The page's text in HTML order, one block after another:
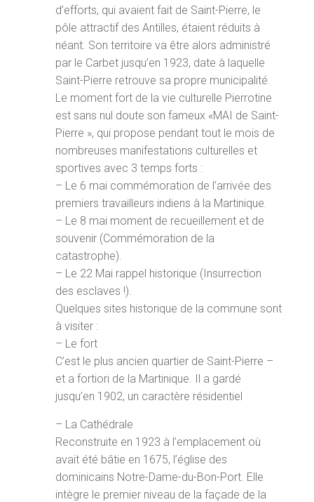
d’efforts, qui avaient fait de Saint-Pierre, le
pôle attractif des Antilles, étaient réduits à
néant. Son territoire va être alors administré
par le Carbet jusqu’en 1923, date à laquelle
Saint-Pierre retrouve sa propre municipalité.
Le moment fort de la vie culturelle Pierrotine
est sans nul doute son fameux «MAI de Saint-
Pierre », qui propose pendant tout le mois de
nombreuses manifestations culturelles et
sportives avec 3 temps forts :
– Le 6 mai commémoration de l’arrivée des
premiers travailleurs indiens à la Martinique.
– Le 8 mai moment de recueillement et de
souvenir (Commémoration de la
catastrophe).
– Le 22 Mai rappel historique (Insurrection
des esclaves !).
Quelques sites historique de la commune sont
à visiter :
– Le fort
C’est le plus ancien quartier de Saint-Pierre –
et a fortiori de la Martinique. Il a gardé
jusqu’en 1902, un caractère résidentiel
– La Cathédrale
Reconstruite en 1923 à l’emplacement où
avait été bâtie en 1675, l’église des
dominicains Notre-Dame-du-Bon-Port. Elle
intègre le premier niveau de la façade de la